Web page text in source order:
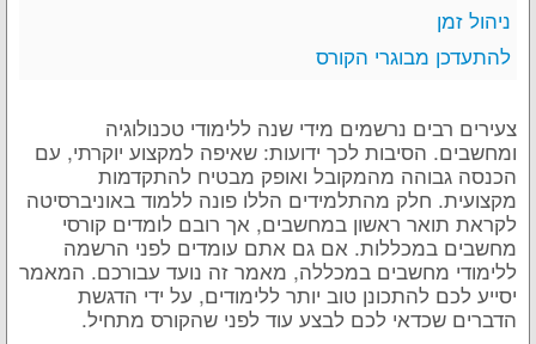
ניהול זמן
להתעדכן מבוגרי הקורס
צעירים רבים נרשמים מידי שנה ללימודי טכנולוגיה
ומחשבים. הסיבות לכך ידועות: שאיפה למקצוע יוקרתי, עם
הכנסה גבוהה מהמקובל ואופק מבטיח להתקדמות
מקצועית. חלק מהתלמידים הללו פונה ללמוד באוניברסיטה
לקראת תואר ראשון במחשבים, אך רובם לומדים קורסי
מחשבים במכללות. אם גם אתם עומדים לפני הרשמה
ללימודי מחשבים במכללה, מאמר זה נועד עבורכם. המאמר
יסייע לכם להתכונן טוב יותר ללימודים, על ידי הדגשת
הדברים שכדאי לכם לבצע עוד לפני שהקורס מתחיל.